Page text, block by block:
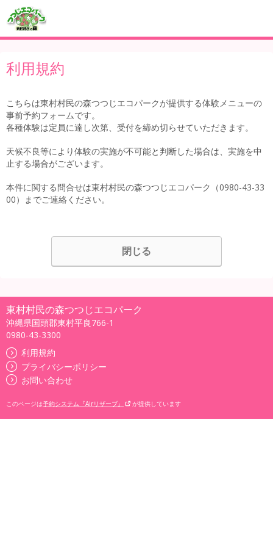
利用規約
こちらは東村村民の森つつじエコパークが提供する体験メニューの
事前予約フォームです。
各種体験は定員に達し次第、受付を締め切らせていただきます。
天候不良等により体験の実施が不可能と判断した場合は、実施を中
止する場合がございます。
本件に関する問合せは東村村民の森つつじエコパーク（0980-43-33
00）までご連絡ください。
閉じる
東村村民の森つつじエコパーク
沖縄県国頭郡東村平良766-1
0980-43-3300
利用規約
プライバシーポリシー
お問い合わせ
このページは予約システム『Airリザーブ』 が提供しています